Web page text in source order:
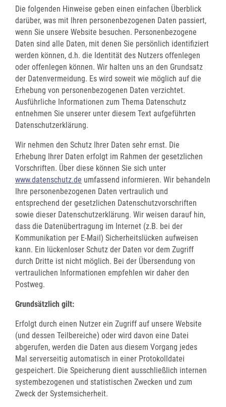
Die folgenden Hinweise geben einen einfachen Überblick
darüber, was mit Ihren personenbezogenen Daten passiert,
wenn Sie unsere Website besuchen. Personenbezogene
Daten sind alle Daten, mit denen Sie persönlich identifiziert
werden können, d.h. die Identität des Nutzers offenlegen
oder offenlegen können. Wir halten uns an den Grundsatz
der Datenvermeidung. Es wird soweit wie möglich auf die
Erhebung von personenbezogenen Daten verzichtet.
Ausführliche Informationen zum Thema Datenschutz
entnehmen Sie unserer unter diesem Text aufgeführten
Datenschutzerklärung.
Wir nehmen den Schutz Ihrer Daten sehr ernst. Die
Erhebung Ihrer Daten erfolgt im Rahmen der gesetzlichen
Vorschriften. Über diese können Sie sich unter
www.datenschutz.de umfassend informieren. Wir behandeln
Ihre personenbezogenen Daten vertraulich und
entsprechend der gesetzlichen Datenschutzvorschriften
sowie dieser Datenschutzerklärung. Wir weisen darauf hin,
dass die Datenübertragung im Internet (z.B. bei der
Kommunikation per E-Mail) Sicherheitslücken aufweisen
kann. Ein lückenloser Schutz der Daten vor dem Zugriff
durch Dritte ist nicht möglich. Bei der Übersendung von
vertraulichen Informationen empfehlen wir daher den
Postweg.
Grundsätzlich gilt:
Erfolgt durch einen Nutzer ein Zugriff auf unsere Website
(und dessen Teilbereiche) oder wird davon eine Datei
abgerufen, werden die Daten aus diesem Vorgang jedes
Mal serverseitig automatisch in einer Protokolldatei
gespeichert. Die Speicherung dient ausschließlich internen
systembezogenen und statistischen Zwecken und zum
Zweck der Systemsicherheit.